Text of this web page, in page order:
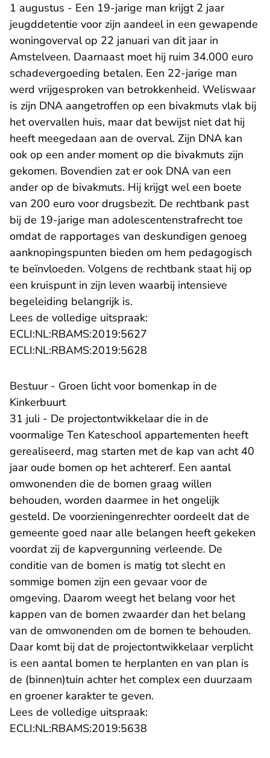
1 augustus - Een 19-jarige man krijgt 2 jaar
jeugddetentie voor zijn aandeel in een gewapende
woningoverval op 22 januari van dit jaar in
Amstelveen. Daarnaast moet hij ruim 34.000 euro
schadevergoeding betalen. Een 22-jarige man
werd vrijgesproken van betrokkenheid. Weliswaar
is zijn DNA aangetroffen op een bivakmuts vlak bij
het overvallen huis, maar dat bewijst niet dat hij
heeft meegedaan aan de overval. Zijn DNA kan
ook op een ander moment op die bivakmuts zijn
gekomen. Bovendien zat er ook DNA van een
ander op de bivakmuts. Hij krijgt wel een boete
van 200 euro voor drugsbezit. De rechtbank past
bij de 19-jarige man adolescentenstrafrecht toe
omdat de rapportages van deskundigen genoeg
aanknopingspunten bieden om hem pedagogisch
te beïnvloeden. Volgens de rechtbank staat hij op
een kruispunt in zijn leven waarbij intensieve
begeleiding belangrijk is.
Lees de volledige uitspraak:
ECLI:NL:RBAMS:2019:5627
ECLI:NL:RBAMS:2019:5628
Bestuur - Groen licht voor bomenkap in de
Kinkerbuurt
31 juli - De projectontwikkelaar die in de
voormalige Ten Kateschool appartementen heeft
gerealiseerd, mag starten met de kap van acht 40
jaar oude bomen op het achtererf. Een aantal
omwonenden die de bomen graag willen
behouden, worden daarmee in het ongelijk
gesteld. De voorzieningenrechter oordeelt dat de
gemeente goed naar alle belangen heeft gekeken
voordat zij de kapvergunning verleende. De
conditie van de bomen is matig tot slecht en
sommige bomen zijn een gevaar voor de
omgeving. Daarom weegt het belang voor het
kappen van de bomen zwaarder dan het belang
van de omwonenden om de bomen te behouden.
Daar komt bij dat de projectontwikkelaar verplicht
is een aantal bomen te herplanten en van plan is
de (binnen)tuin achter het complex een duurzaam
en groener karakter te geven.
Lees de volledige uitspraak:
ECLI:NL:RBAMS:2019:5638